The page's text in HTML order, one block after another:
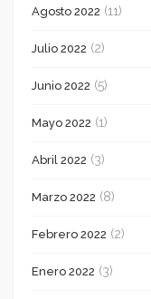
Agosto 2022 (11)
Julio 2022 (2)
Junio 2022 (5)
Mayo 2022 (1)
Abril 2022 (3)
Marzo 2022 (8)
Febrero 2022 (2)
Enero 2022 (3)